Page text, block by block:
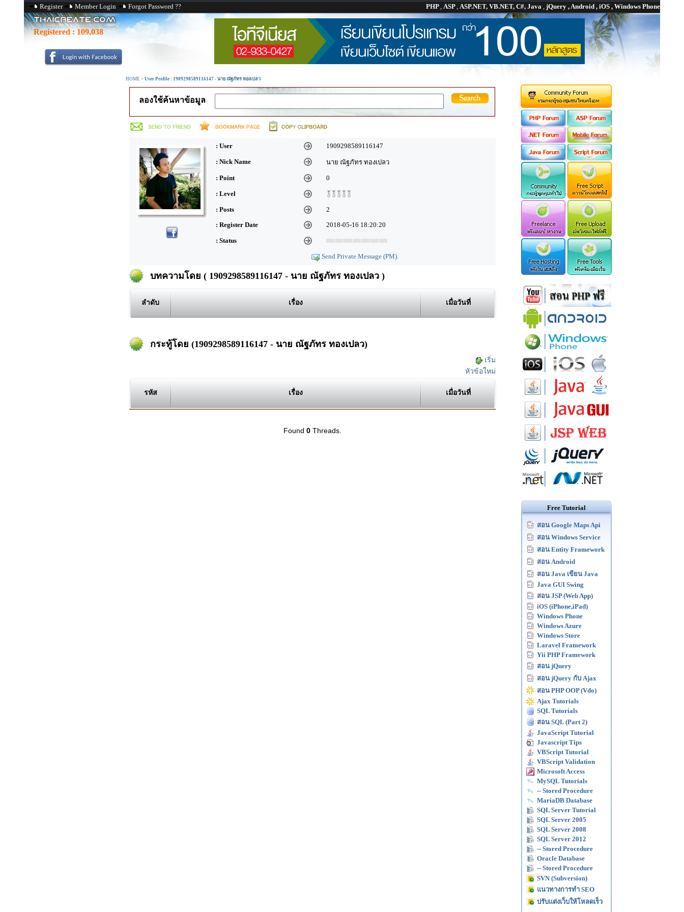
Register Member Login Forgot Password ?? PHP, ASP, ASP.NET, VB.NET, C#, Java , jQuery , Android , iOS , Windows Phone
Registered : 109,038
HOME > User Profile : 1909298589116147 - นาย ณัฐภัทร ทองเปลว
ลองใช้ค้นหาข้อมูล
: User 1909298589116147
: Nick Name นาย ณัฐภัทร ทองเปลว
: Point 0
: Level
: Posts
2
: Register Date
2018-05-16 18:20:20
: Status
Send Private Message (PM).
บทความโดย ( 1909298589116147 - นาย ณัฐภัทร ทองเปลว )
ลำดับ เรื่อง เมื่อวันที่
กระทู้โดย (1909298589116147 - นาย ณัฐภัทร ทองเปลว)
เริ่ม
หัวข้อใหม่
รหัส เรื่อง เมื่อวันที่
Found 0 Threads.
Free Tutorial
สอน Google Maps Api
สอน Windows Service
สอน Entity Framework
สอน Android
สอน Java เขียน Java
Java GUI Swing
สอน JSP (Web App)
iOS (iPhone,iPad)
Windows Phone
Windows Azure
Windows Store
Laravel Framework
Yii PHP Framework
สอน jQuery
สอน jQuery กับ Ajax
สอน PHP OOP (Vdo)
Ajax Tutorials
SQL Tutorials
สอน SQL (Part 2)
JavaScript Tutorial
Javascript Tips
VBScript Tutorial
VBScript Validation
Microsoft Access
MySQL Tutorials
-- Stored Procedure
MariaDB Database
SQL Server Tutorial
SQL Server 2005
SQL Server 2008
SQL Server 2012
-- Stored Procedure
Oracle Database
-- Stored Procedure
SVN (Subversion)
แนวทางการทำ SEO
ปรับแต่งเว็บให้โหลดเร็ว